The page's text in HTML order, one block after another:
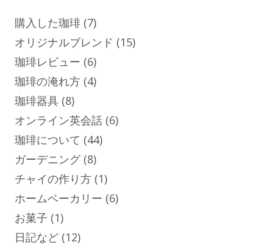
購入した珈琲 (7)
オリジナルブレンド (15)
珈琲レビュー (6)
珈琲の淹れ方 (4)
珈琲器具 (8)
オンライン英会話 (6)
珈琲について (44)
ガーデニング(8)
チャイの作り方 (1)
ホームベーカリー (6)
お菓子 (1)
日記など (12)